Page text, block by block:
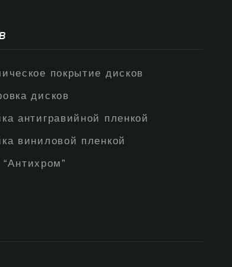
покрытие дисков
дисков
антигравийной пленкой
виниловой пленкой
“Антихром”